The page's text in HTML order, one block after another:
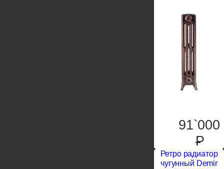
91`000
P
Ретро радиатор
чугунный Demir